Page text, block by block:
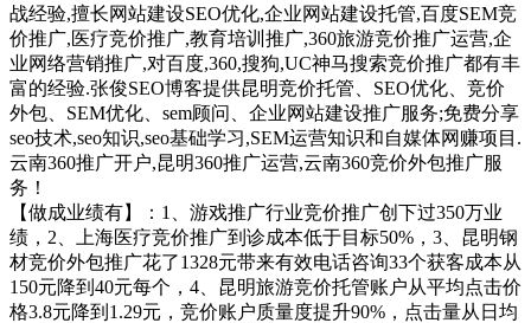
战经验,擅长网站建设SEO优化,企业网站建设托管,百度SEM竞
价推广,医疗竞价推广,教育培训推广,360旅游竞价推广运营,企
业网络营销推广,对百度,360,搜狗,UC神马搜索竞价推广都有丰
富的经验.张俊SEO博客提供昆明竞价托管、SEO优化、竞价
外包、SEM优化、sem顾问、企业网站建设推广服务;免费分享
seo技术,seo知识,seo基础学习,SEM运营知识和自媒体网赚项目.
云南360推广开户,昆明360推广运营,云南360竞价外包推广服
务！
【做成业绩有】：1、游戏推广行业竞价推广创下过350万业
绩，2、上海医疗竞价推广到诊成本低于目标50%，3、昆明钢
材竞价外包推广花了1328元带来有效电话咨询33个获客成本从
150元降到40元每个，4、昆明旅游竞价托管账户从平均点击价
格3.8元降到1.29元，竞价账户质量度提升90%，点击量从日均